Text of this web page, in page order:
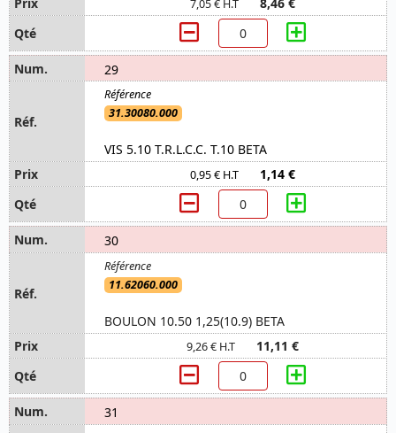
7,05 € H.T
29
31.30080.000
VIS 5.10 T.R.L.C.C. T.10 BETA
0,95 € H.T 1,14 €
30
11.62060.000
BOULON 10.50 1,25(10.9) BETA
9,26 € H.T 11,11 €
31